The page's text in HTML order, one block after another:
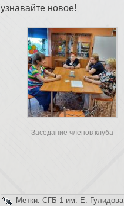
узнавайте новое!
Заседание членов клуба
Метки: СГБ 1 им. Е. Гулидова